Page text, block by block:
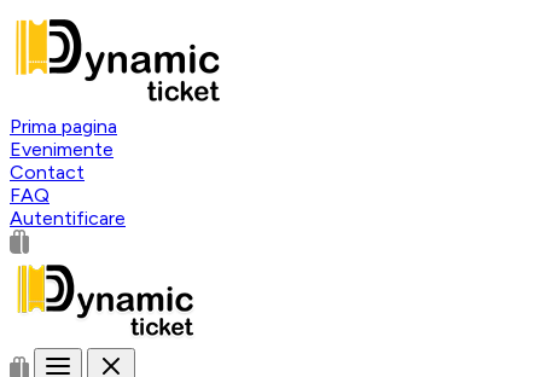
Prima pagina
Evenimente
Contact
FAQ
Autentificare